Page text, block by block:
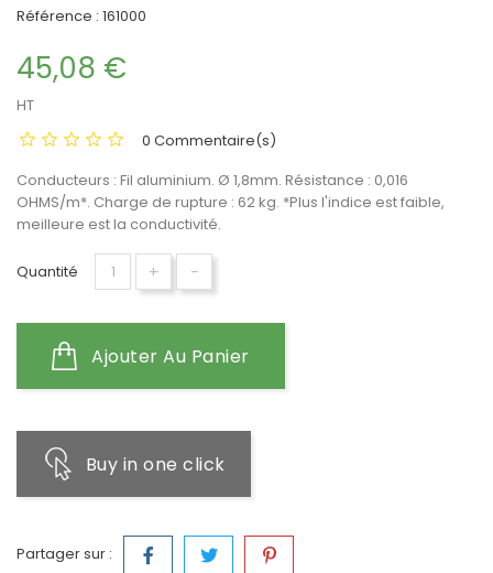
Référence : 161000
45,08 €
HT
0 Commentaire(s)
Conducteurs : Fil aluminium. Ø 1,8mm. Résistance : 0,016
OHMS/m*. Charge de rupture : 62 kg. *Plus l'indice est faible,
meilleure est la conductivité.
Quantité + -
Ajouter Au Panier
Buy in one click
Partager sur :